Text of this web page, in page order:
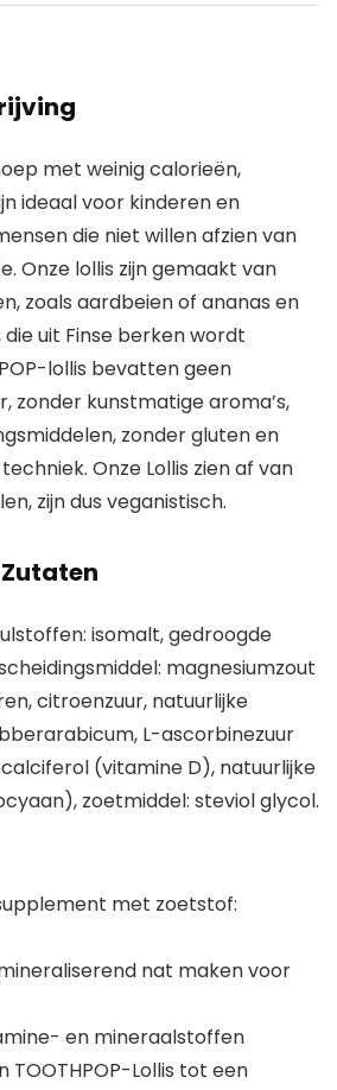
met weinig calorieën,
ideaal voor kinderen en
die niet willen afzien van
Onze lollis zijn gemaakt van
zoals aardbeien of ananas en
uit Finse berken wordt
lollis bevatten geen
zonder kunstmatige aroma’s,
zonder gluten en
Onze Lollis zien af van
zijn dus veganistisch.
isomalt, gedroogde
magnesiumzout
citroenzuur, natuurlijke
L-ascorbinezuur
(vitamine D), natuurlijke
zoetmiddel: steviol glycol.
met zoetstof:
nat maken voor
en mineraalstoffen
Lollis tot een